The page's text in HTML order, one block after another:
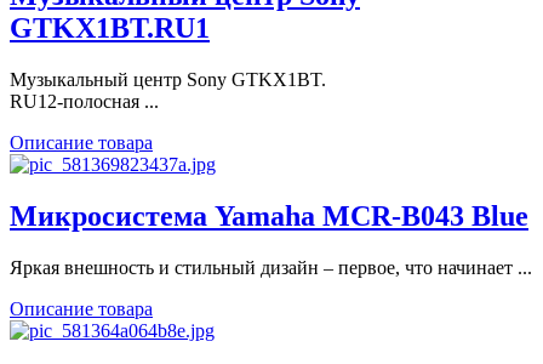
GTKX1BT.RU1
Музыкальный центр Sony GTKX1BT.
RU12-полосная ...
Описание товара
Микросистема Yamaha MCR-B043 Blue
Яркая внешность и стильный дизайн – первое, что начинает ...
Описание товара